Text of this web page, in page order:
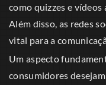
como quizzes e
Além disso, as redes
vital para a
Um aspecto
consumidores